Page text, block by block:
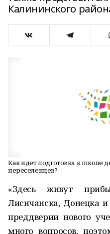
Калининского
Как идет подготовка к школе
переселенцев?
«Здесь живут
Лисичанска, Донецка
преддверии нового
много вопросов,